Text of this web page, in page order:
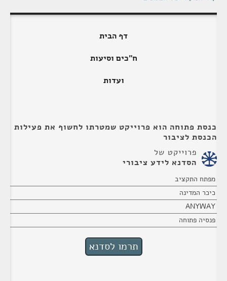
דף הבית
ח"כים וסיעות
ועדות
כנסת פתוחה הוא פרוייקט שמטרתו לחשוף את פעילות
הכנסת לציבור
פרוייקט של
הסדנא לידע ציבורי
מפתח התקציב
כיכר המדינה
ANYWAY
פנסיה פתוחה